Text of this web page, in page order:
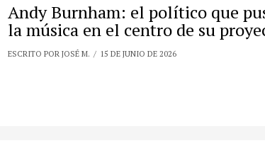
Andy Burnham: el político que
la música en el centro de su
ESCRITO POR JOSÉ M. 15 DE JUNIO DE 2026